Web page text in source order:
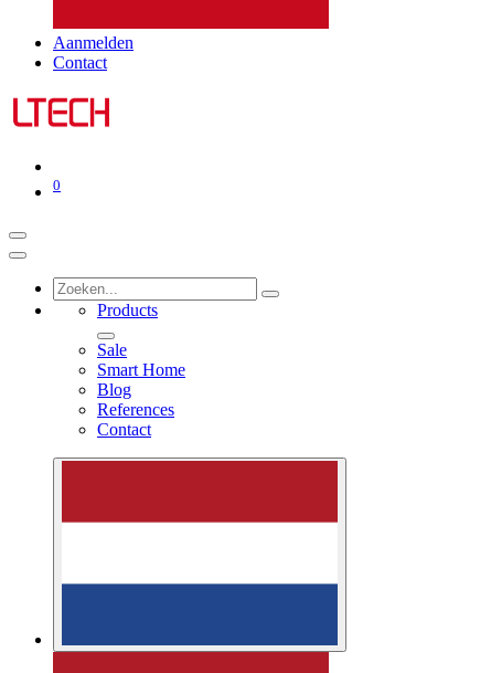
Aanmelden
Contact
0
Products
Sale
Smart Home
Blog
References
Contact